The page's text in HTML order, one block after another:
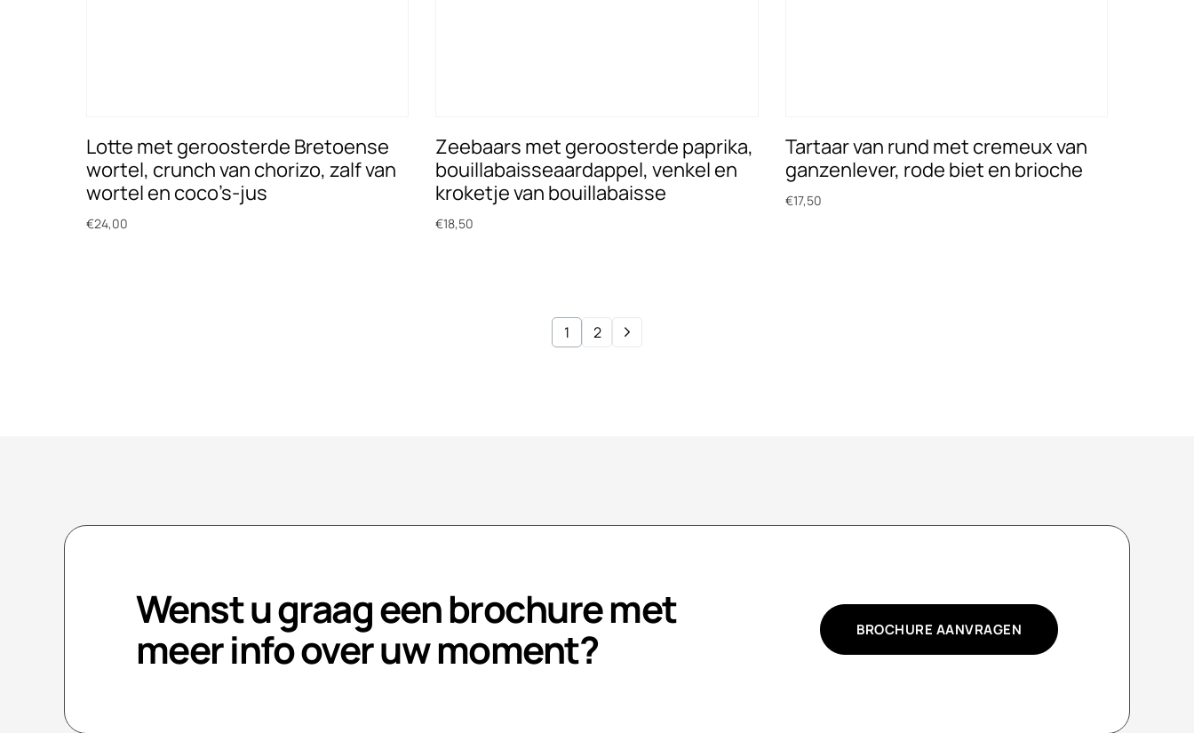
Lotte met geroosterde Bretoense
wortel, crunch van chorizo, zalf van
wortel en coco’s-jus
€24,00
Zeebaars met geroosterde paprika,
bouillabaisseaardappel, venkel en
kroketje van bouillabaisse
€18,50
Tartaar van rund met cremeux van
ganzenlever, rode biet en brioche
€17,50
1 2
Wenst u graag een brochure met
meer info over uw moment? BROCHURE AANVRAGEN